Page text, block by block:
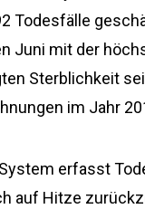
Todesfälle
Juni mit der
Sterblichkeit
im Jahr
erfasst
auf Hitze